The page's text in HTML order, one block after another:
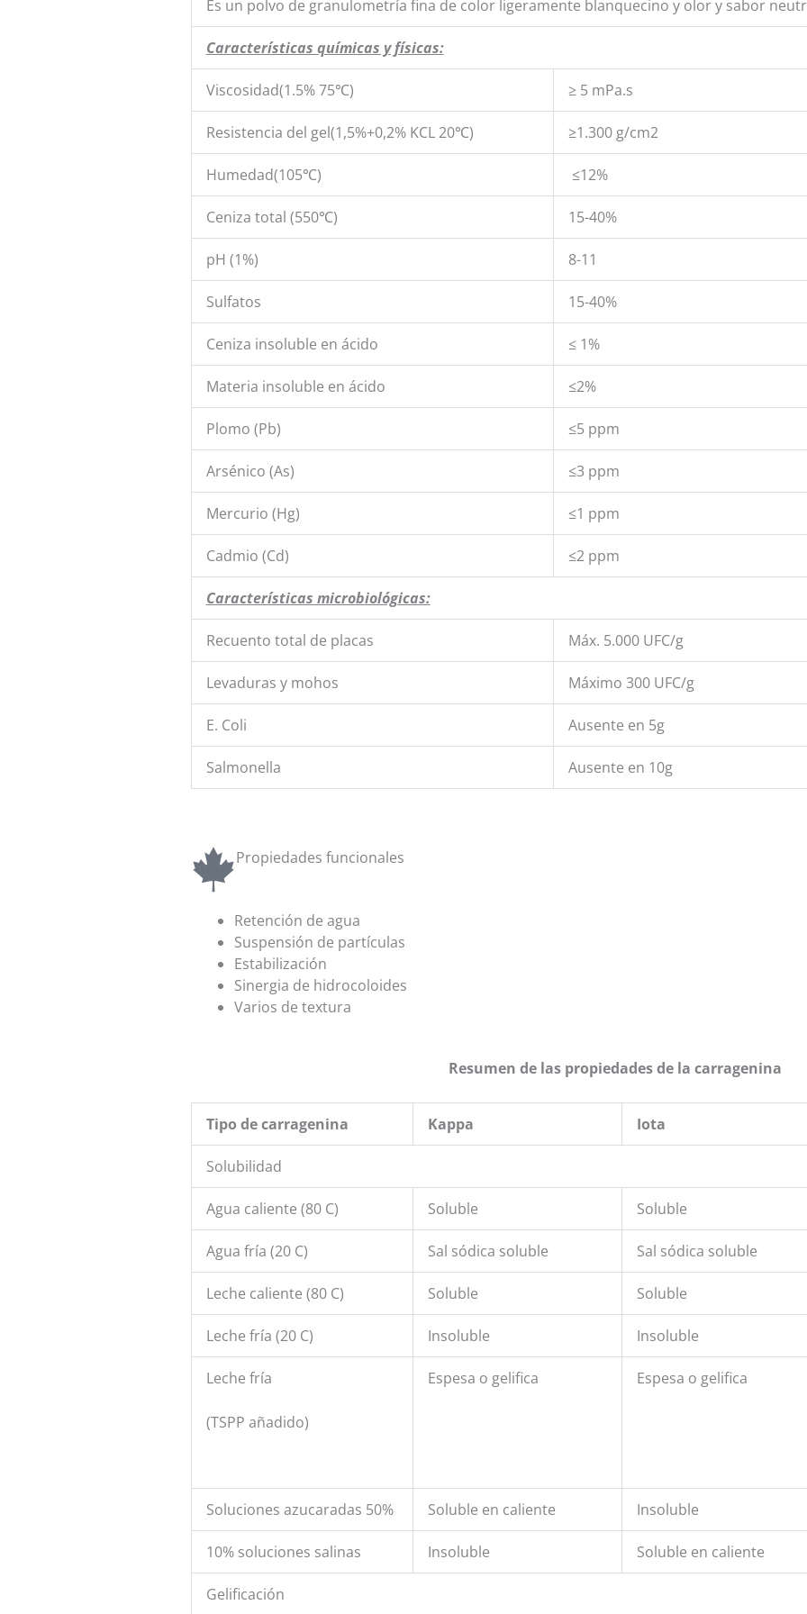
Es un polvo de granulometría fina de color ligeramente blanquecino y olor y sabor
Características químicas y físicas:
Viscosidad(1.5% 75℃) ≥ 5 mPa.s
Resistencia del gel(1,5%+0,2% KCL 20℃) ≥1.300 g/cm2
Humedad(105℃) ≤12%
Ceniza total (550℃) 15-40%
pH (1%) 8-11
Sulfatos 15-40%
Ceniza insoluble en ácido ≤ 1%
Materia insoluble en ácido ≤2%
Plomo (Pb) ≤5 ppm
Arsénico (As) ≤3 ppm
Mercurio (Hg) ≤1 ppm
Cadmio (Cd) ≤2 ppm
Características microbiológicas:
Recuento total de placas Máx. 5.000 UFC/g
Levaduras y mohos Máximo 300 UFC/g
E. Coli Ausente en 5g
Salmonella Ausente en 10g
Propiedades funcionales
Retención de agua
Suspensión de partículas
Estabilización
Sinergia de hidrocoloides
Varios de textura
Resumen de las propiedades de la carragenina
Tipo de carragenina Kappa Iota
Solubilidad
Agua caliente (80 C) Soluble Soluble
Agua fría (20 C) Sal sódica soluble Sal sódica soluble
Leche caliente (80 C) Soluble Soluble
Leche fría (20 C) Insoluble Insoluble
Leche fría
(TSPP añadido)
Espesa o gelifica Espesa o gelifica
Soluciones azucaradas 50% Soluble en caliente Insoluble
10% soluciones salinas Insoluble Soluble en caliente
Gelificación